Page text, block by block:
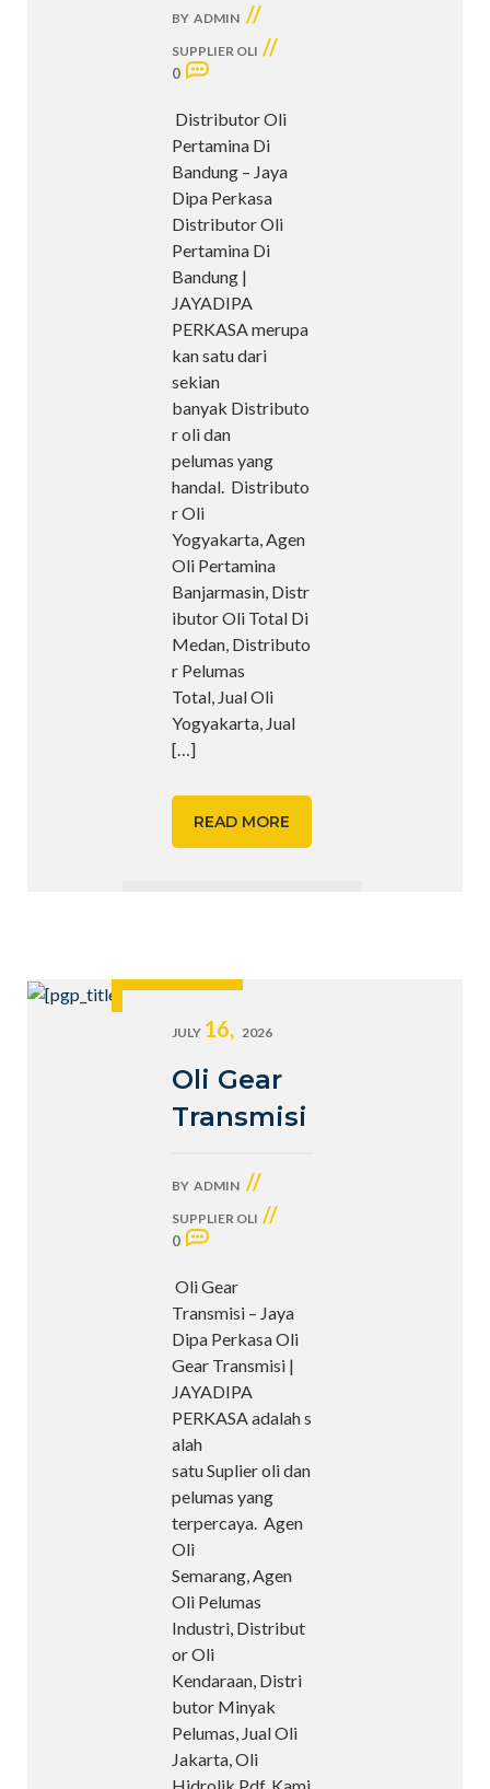
BY ADMIN //
SUPPLIER OLI //
0
Distributor Oli
Pertamina Di
Bandung – Jaya
Dipa Perkasa
Distributor Oli
Pertamina Di
Bandung |
JAYADIPA
PERKASA merupa
kan satu dari
sekian
banyak Distributo
r oli dan
pelumas yang
handal. Distributo
r Oli
Yogyakarta, Agen
Oli Pertamina
Banjarmasin, Distr
ibutor Oli Total Di
Medan, Distributo
r Pelumas
Total, Jual Oli
Yogyakarta, Jual
[…]
READ MORE
JULY 16, 2026
Oli Gear
Transmisi
BY ADMIN //
SUPPLIER OLI //
0
Oli Gear
Transmisi – Jaya
Dipa Perkasa Oli
Gear Transmisi |
JAYADIPA
PERKASA adalah s
alah
satu Suplier oli dan
pelumas yang
terpercaya. Agen
Oli
Semarang, Agen
Oli Pelumas
Industri, Distribut
or Oli
Kendaraan, Distri
butor Minyak
Pelumas, Jual Oli
Jakarta, Oli